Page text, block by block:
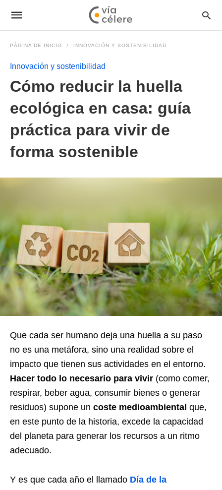
PÁGINA DE INICIO INNOVACIÓN Y SOSTENIBILIDAD
Innovación y sostenibilidad
Cómo reducir la huella
ecológica en casa: guía
práctica para vivir de
forma sostenible
Que cada ser humano deja una huella a su paso
no es una metáfora, sino una realidad sobre el
impacto que tienen sus actividades en el entorno.
Hacer todo lo necesario para vivir (como comer,
respirar, beber agua, consumir bienes o generar
residuos) supone un coste medioambiental que,
en este punto de la historia, excede la capacidad
del planeta para generar los recursos a un ritmo
adecuado.
Y es que cada año el llamado Día de la